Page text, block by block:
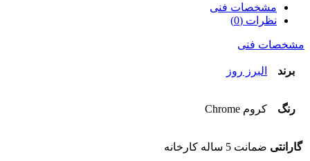
مشخصات فنی
نظرات (0)
مشخصات فنی
برند البرز روز
رنگ کروم Chrome
گارانتی ضمانت 5 ساله کارخانه